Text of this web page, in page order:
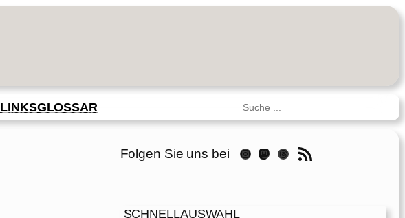
LINKSGLOSSAR Suchen
Folgen Sie uns bei Instagram Mastodon Threads RSS-Feed
SCHNELLAUSWAHL